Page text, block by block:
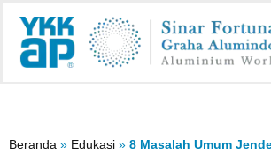
Beranda » Edukasi » 8 Masalah Umum